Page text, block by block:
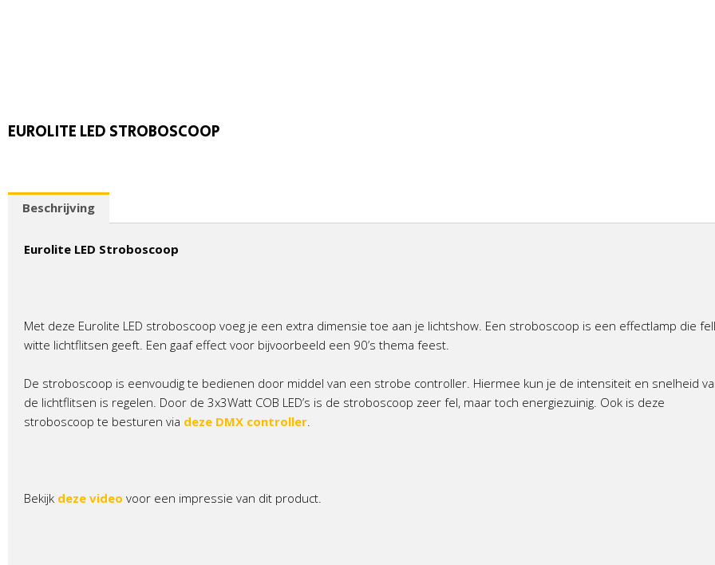
EUROLITE LED STROBOSCOOP
Beschrijving
Eurolite LED Stroboscoop
Met deze Eurolite LED stroboscoop voeg je een extra dimensie toe aan je lichtshow. Een stroboscoop is een effectlamp die
witte lichtflitsen geeft. Een gaaf effect voor bijvoorbeeld een 90’s thema feest.
De stroboscoop is eenvoudig te bedienen door middel van een strobe controller. Hiermee kun je de intensiteit en snelheid
de lichtflitsen is regelen. Door de 3x3Watt COB LED’s is de stroboscoop zeer fel, maar toch energiezuinig. Ook is deze
stroboscoop te besturen via deze DMX controller
Bekijk deze video voor een impressie van dit product.